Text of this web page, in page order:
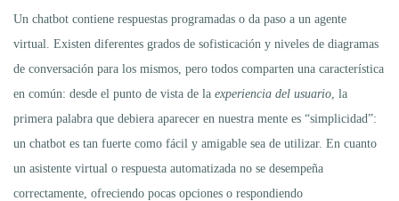
Un chatbot contiene respuestas programadas o da paso a un agente
virtual. Existen diferentes grados de sofisticación y niveles de diagramas
de conversación para los mismos, pero todos comparten una característica
en común: desde el punto de vista de la experiencia del usuario , la
primera palabra que debiera aparecer en nuestra mente es “simplicidad”:
un chatbot es tan fuerte como fácil y amigable sea de utilizar. En cuanto
un asistente virtual o respuesta automatizada no se desempeña
correctamente, ofreciendo pocas opciones o respondiendo